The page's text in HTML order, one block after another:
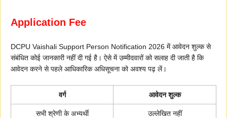
Application Fee
DCPU Vaishali Support Person Notification 2026 में आवेदन शुल्क से
संबंधित कोई जानकारी नहीं दी गई है। ऐसे में उम्मीदवारों को सलाह दी जाती है कि
आवेदन करने से पहले आधिकारिक अधिसूचना को अवश्य पढ़ लें।
वर्ग आवेदन शुल्क
सभी श्रेणी के अभ्यर्थी उल्लेखित नहीं